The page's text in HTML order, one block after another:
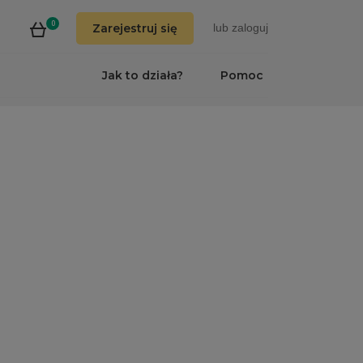
0 Zarejestruj się lub zaloguj
Pomoc
Jak to działa?